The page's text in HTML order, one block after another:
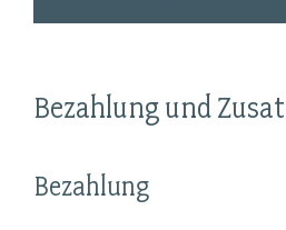
Bezahlung und
Bezahlung